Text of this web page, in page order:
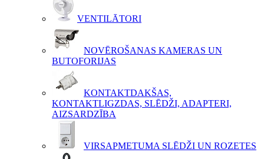
VENTILĀTORI
NOVĒROŠANAS KAMERAS UN
BUTOFORIJAS
KONTAKTDAKŠAS,
KONTAKTLIGZDAS, SLĒDŽI, ADAPTERI,
AIZSARDZĪBA
VIRSAPMETUMA SLĒDŽI UN ROZETES